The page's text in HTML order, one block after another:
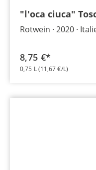
"l'oca ciuca"
Rotwein 2020
8,75 €*
0,75 L(11,67 €/L)